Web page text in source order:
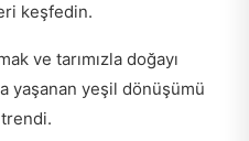
keşfedin.
ve tarımızla doğayı
yaşanan yeşil dönüşümü
.